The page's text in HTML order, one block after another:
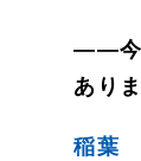
——今
あり
稲葉